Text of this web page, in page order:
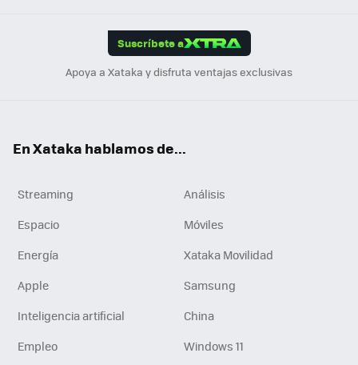
Suscríbete a
Apoya a Xataka y disfruta ventajas exclusivas
En Xataka hablamos de...
Streaming
Análisis
Espacio
Móviles
Energía
Xataka Movilidad
Apple
Samsung
Inteligencia artificial
China
Empleo
Windows 11